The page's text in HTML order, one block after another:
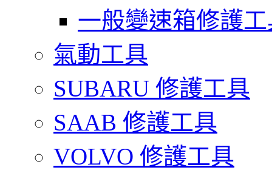
一般變速箱修護
氣動工具
SUBARU 修護工具
SAAB 修護工具
VOLVO 修護工具